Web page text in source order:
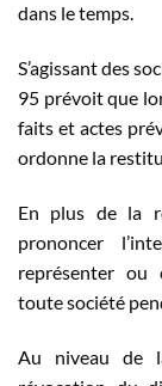
dans le temps.
S’agissant des
95 prévoit que
faits et actes
ordonne la
En plus de la
prononcer
représenter ou
toute société
Au niveau de